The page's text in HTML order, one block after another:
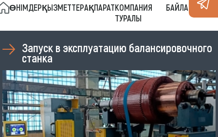
ӨНІМДЕРҚЫЗМЕТТЕРАҚПАРАТКОМПАНИЯ
ТУРАЛЫ
БАЙЛАНЫСТАР
Запуск в эксплуатацию балансировочного
станка